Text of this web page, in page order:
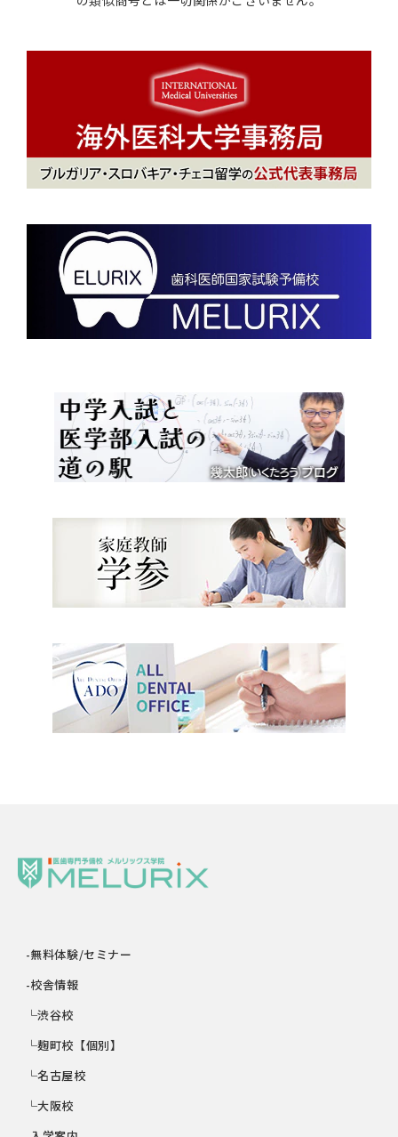
-無料体験/セミナー
-校舎情報
└渋谷校
└麹町校【個別】
└名古屋校
└大阪校